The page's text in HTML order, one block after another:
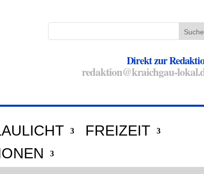
Direkt zur
redaktion@kraichgau-
FREIZEIT